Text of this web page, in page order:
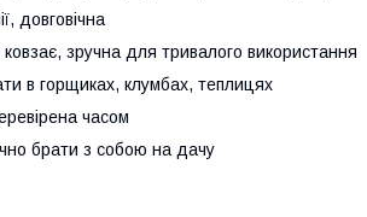
довговічна
зручна для тривалого використання
в горщиках, клумбах, теплицях
часом
брати з собою на дачу